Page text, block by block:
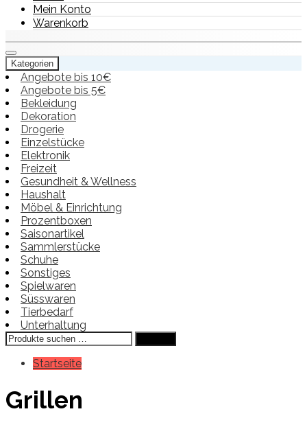
Mein Konto
Warenkorb
Kategorien
Angebote bis 10€
Angebote bis 5€
Bekleidung
Dekoration
Drogerie
Einzelstücke
Elektronik
Freizeit
Gesundheit & Wellness
Haushalt
Möbel & Einrichtung
Prozentboxen
Saisonartikel
Sammlerstücke
Schuhe
Sonstiges
Spielwaren
Süsswaren
Tierbedarf
Unterhaltung
Suchen
nach:
Startseite
Grillen